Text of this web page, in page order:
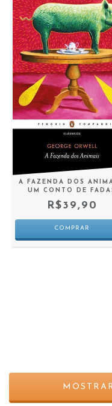
A FAZENDA DOS
UM CONTO DE
R$39,90